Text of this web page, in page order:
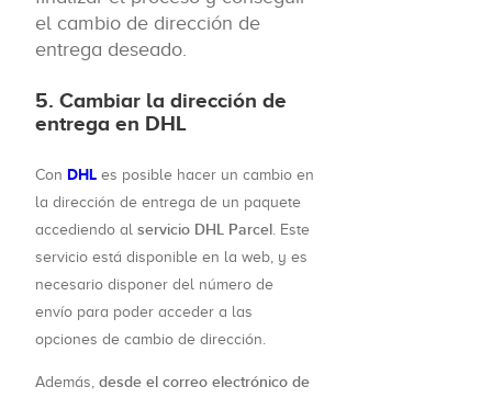
el cambio de dirección de
entrega deseado.
5. Cambiar la dirección de
entrega en DHL
Con DHL es posible hacer un cambio en
la dirección de entrega de un paquete
accediendo al servicio DHL Parcel . Este
servicio está disponible en la web, y es
necesario disponer del número de
envío para poder acceder a las
opciones de cambio de dirección.
Además, desde el correo electrónico de